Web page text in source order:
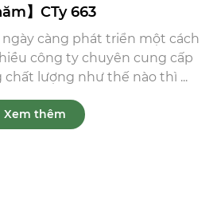
】CTy 663
càng phát triển một cách
công ty chuyên cung cấp
lượng như thế nào thì ...
Xem thêm